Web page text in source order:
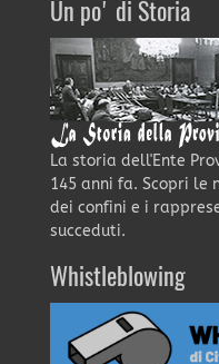
Un po' di Storia
La storia dell'Ente
145 anni fa. Scopri le
dei confini e i
succeduti.
Whistleblowing